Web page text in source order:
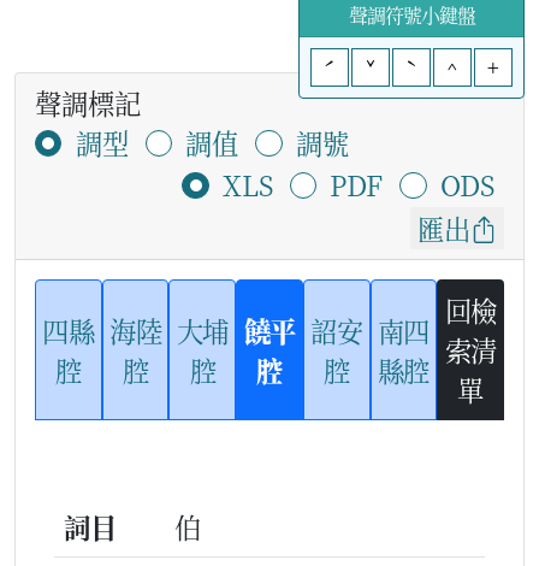
聲調符號小鍵盤
ˊ
ˇ ˋ ^ +
聲調標記
調型
調值
調號
XLS
PDF
ODS
匯出
四縣
腔
海陸
腔
大埔
腔
饒平
腔
詔安
腔
南四
縣腔
回檢
索清
單
詞目
伯